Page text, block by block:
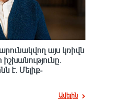
այս կռիվն
իշխանությունը.
է. Մելիք-
Ավելին